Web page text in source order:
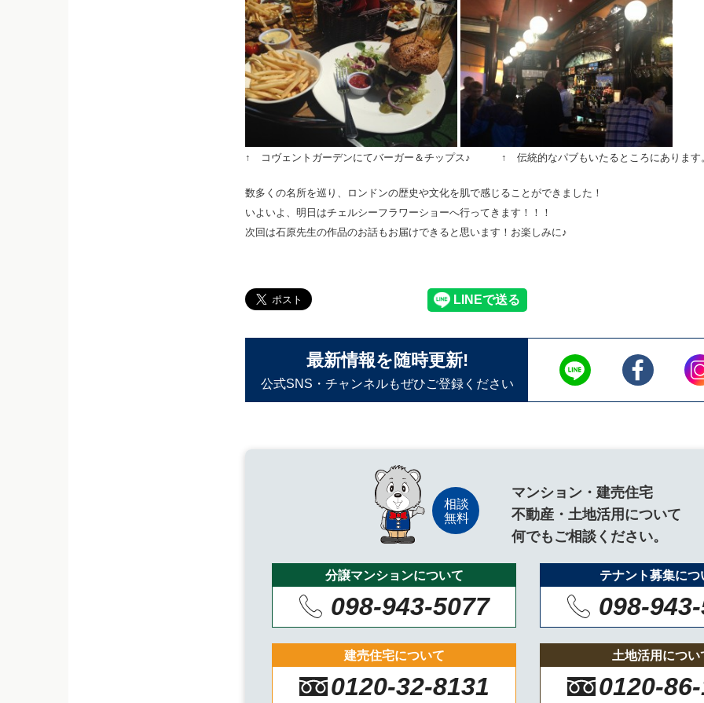
↑ コヴェントガーデンにてバーガー＆チップス♪ ↑ 伝統的なパブもいたるところにあります
数多くの名所を巡り、ロンドンの歴史や文化を肌で感じることができました！
いよいよ、明日はチェルシーフラワーショーへ行ってきます！！！
次回は石原先生の作品のお話もお届けできると思います！お楽しみに♪
最新情報を随時更新!
公式SNS・チャンネルもぜひご登録ください
マンション・建売住宅
不動産・土地活用について
何でもご相談ください。
分譲マンションについて
098-943-5077
テナント募集につ
098-
建売住宅について
0120-32-8131
土地活用につい
0120-